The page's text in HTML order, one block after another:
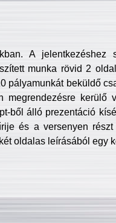
A jelentkezéshez
munka rövid 2
pályamunkát beküldő
megrendezésre kerülő
ből álló prezentáció
és a versenyen
oldalas leírásából egy